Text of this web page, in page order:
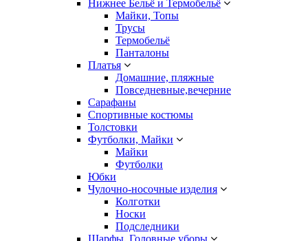
Нижнее Бельё и Термобельё
Майки, Топы
Трусы
Термобельё
Панталоны
Платья
Домашние, пляжные
Повседневные,вечерние
Сарафаны
Спортивные костюмы
Толстовки
Футболки, Майки
Майки
Футболки
Юбки
Чулочно-носочные изделия
Колготки
Носки
Подследники
Шарфы, Головные уборы